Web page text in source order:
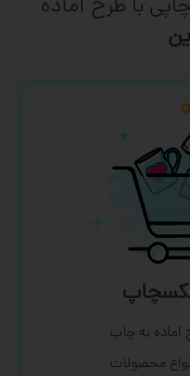
با طرح آماده
محصولات